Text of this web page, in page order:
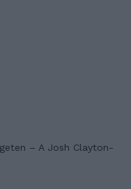
– A Josh Clayton-